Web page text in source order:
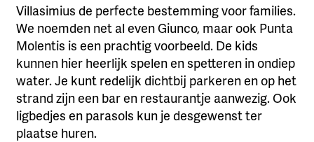
Villasimius de perfecte bestemming voor families.
We noemden net al even Giunco, maar ook Punta
Molentis is een prachtig voorbeeld. De kids
kunnen hier heerlijk spelen en spetteren in ondiep
water. Je kunt redelijk dichtbij parkeren en op het
strand zijn een bar en restaurantje aanwezig. Ook
ligbedjes en parasols kun je desgewenst ter
plaatse huren.